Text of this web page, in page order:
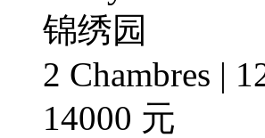
锦绣园
2 Chambres |
14000 元